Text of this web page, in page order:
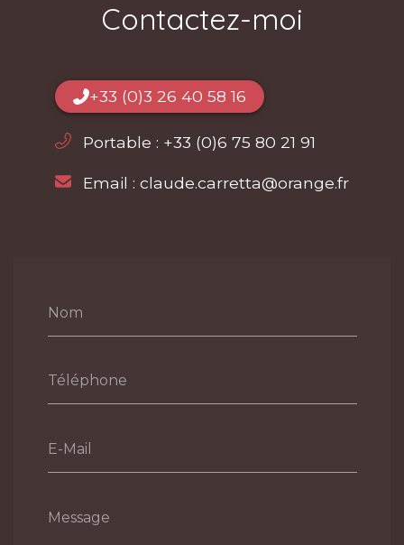
Contactez-moi
Nom
Téléphone
E-Mail
Message
+33 (0)3 26 40 58 16
Portable : +33 (0)6 75 80 21 91
Email : claude.carretta@orange.fr